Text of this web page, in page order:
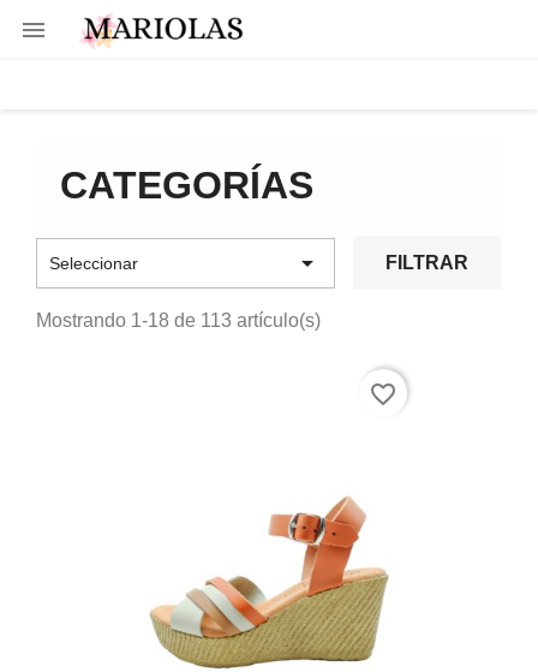

CATEGORÍAS
Seleccionar  FILTRAR
Mostrando 1-18 de 113 artículo(s)
favorite_border